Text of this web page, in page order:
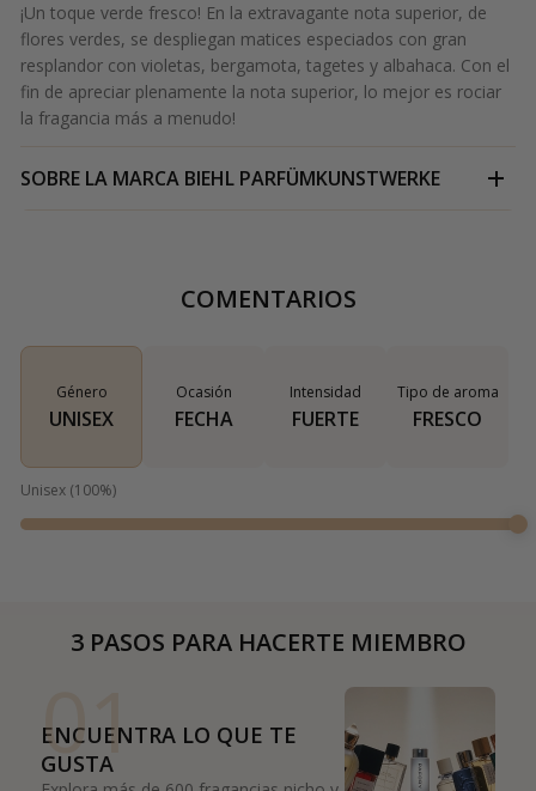
¡Un toque verde fresco! En la extravagante nota superior, de
flores verdes, se despliegan matices especiados con gran
resplandor con violetas, bergamota, tagetes y albahaca. Con el
fin de apreciar plenamente la nota superior, lo mejor es rociar
la fragancia más a menudo!
SOBRE LA MARCA BIEHL PARFÜMKUNSTWERKE
COMENTARIOS
Género
UNISEX
Ocasión
FECHA
Intensidad
FUERTE
Tipo de aroma
FRESCO
Unisex (100%)
3 PASOS PARA HACERTE MIEMBRO
01
ENCUENTRA LO QUE TE
GUSTA